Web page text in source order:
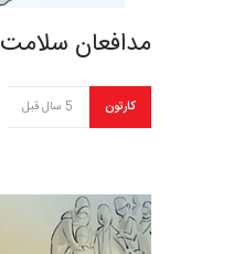
مدافعان سلامت
کارتون 5 سال قبل